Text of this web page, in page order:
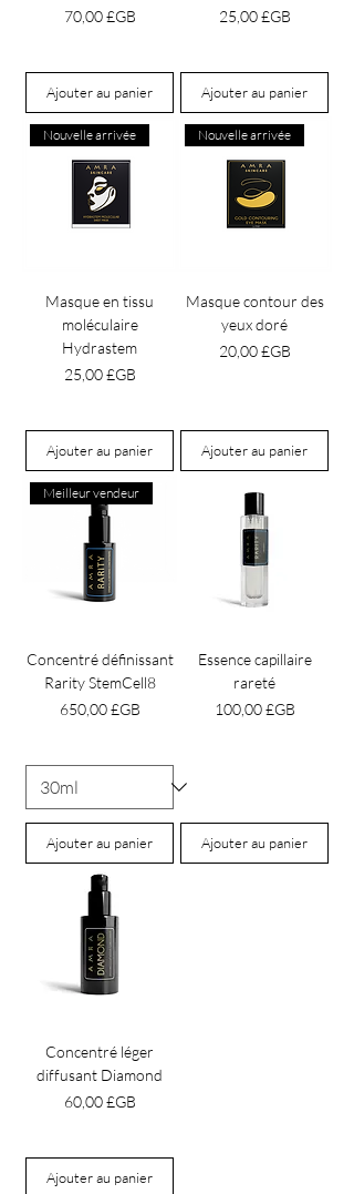
Prix
70,00 £GB
Ajouter au panier
Prix
25,00 £GB
Ajouter au panier
Nouvelle arrivée
Masque en tissu
moléculaire
Hydrastem
Prix
25,00 £GB
Ajouter au panier
Nouvelle arrivée
Masque contour des
yeux doré
Prix
20,00 £GB
Ajouter au panier
Meilleur vendeur
Concentré définissant
Rarity StemCell8
Prix
650,00 £GB
Ajouter au panier
Essence capillaire
rareté
Prix
100,00 £GB
Ajouter au panier
Concentré léger
diffusant Diamond
Prix
60,00 £GB
Ajouter au panier